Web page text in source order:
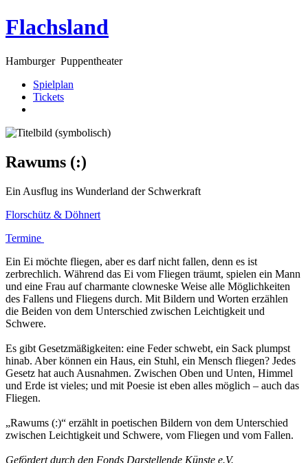
Flachsland
Hamburger Puppentheater
Spielplan
Tickets
Rawums (:)
Ein Ausflug ins Wunderland der Schwerkraft
Florschütz & Döhnert
Termine
Ein Ei möchte fliegen, aber es darf nicht fallen, denn es ist
zerbrechlich. Während das Ei vom Fliegen träumt, spielen ein Mann
und eine Frau auf charmante clowneske Weise alle Möglichkeiten
des Fallens und Fliegens durch. Mit Bildern und Worten erzählen
die Beiden von dem Unterschied zwischen Leichtigkeit und
Schwere.
Es gibt Gesetzmäßigkeiten: eine Feder schwebt, ein Sack plumpst
hinab. Aber können ein Haus, ein Stuhl, ein Mensch fliegen? Jedes
Gesetz hat auch Ausnahmen. Zwischen Oben und Unten, Himmel
und Erde ist vieles; und mit Poesie ist eben alles möglich – auch das
Fliegen.
„Rawums (:)“ erzählt in poetischen Bildern von dem Unterschied
zwischen Leichtigkeit und Schwere, vom Fliegen und vom Fallen.
Gefördert durch den Fonds Darstellende Künste e.V.